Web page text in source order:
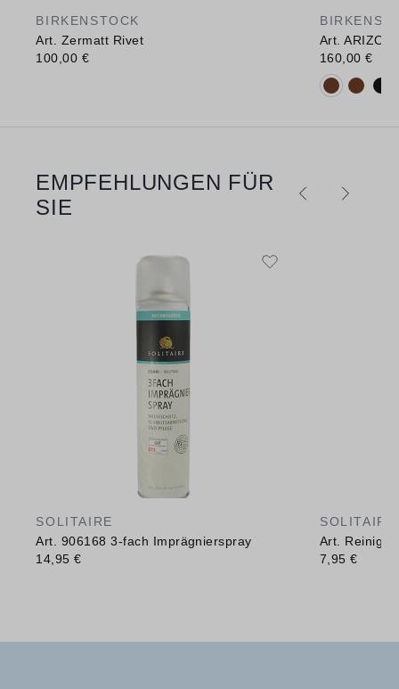
BIRKENSTOCK
Art. Zermatt Rivet
100,00 €
Art.
160,00 €
Verfügbare
Produktgalerie überspringen
EMPFEHLUNGEN FÜR
SIE
SOLITAIRE
Art. 906168 3-fach Imprägnierspray
14,95 €
SOLITAIRE
Art.
7,95 €